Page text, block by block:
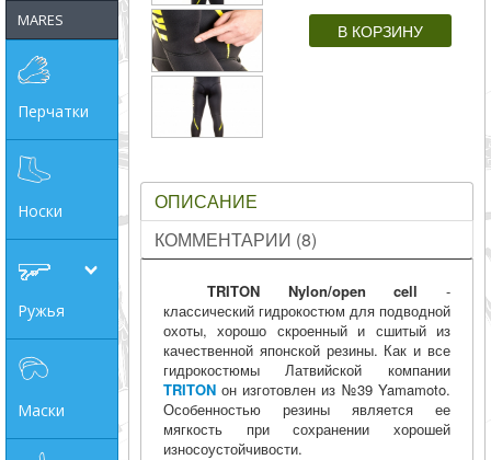
грн
MARES
Перчатки
Носки
Ружья
Маски
ОПИСАНИЕ
КОММЕНТАРИИ (8)
TRITON Nylon/open cell -
классический гидрокостюм для подводной
охоты, хорошо скроенный и сшитый из
качественной японской резины. Как и все
гидрокостюмы Латвийской компании
TRITONон изготовлен из №39 Yamamoto.
Особенностью резины является ее
мягкость при сохранении хорошей
износоустойчивости.